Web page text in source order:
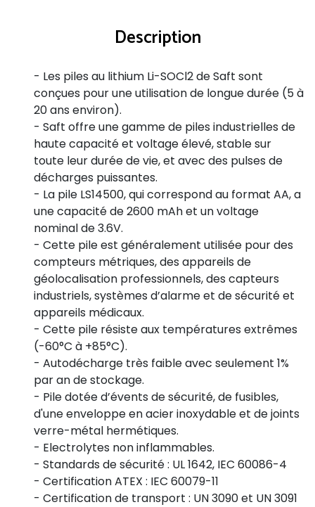
Description
- Les piles au lithium Li-SOCl2 de Saft sont
conçues pour une utilisation de longue durée (5 à
20 ans environ).
- Saft offre une gamme de piles industrielles de
haute capacité et voltage élevé, stable sur
toute leur durée de vie, et avec des pulses de
décharges puissantes.
- La pile LS14500, qui correspond au format AA, a
une capacité de 2600 mAh et un voltage
nominal de 3.6V.
- Cette pile est généralement utilisée pour des
compteurs métriques, des appareils de
géolocalisation professionnels, des capteurs
industriels, systèmes d’alarme et de sécurité et
appareils médicaux.
- Cette pile résiste aux températures extrêmes
(-60°C à +85°C).
- Autodécharge très faible avec seulement 1%
par an de stockage.
- Pile dotée d’évents de sécurité, de fusibles,
d'une enveloppe en acier inoxydable et de joints
verre-métal hermétiques.
- Electrolytes non inflammables.
- Standards de sécurité : UL 1642, IEC 60086-4
- Certification ATEX : IEC 60079-11
- Certification de transport : UN 3090 et UN 3091